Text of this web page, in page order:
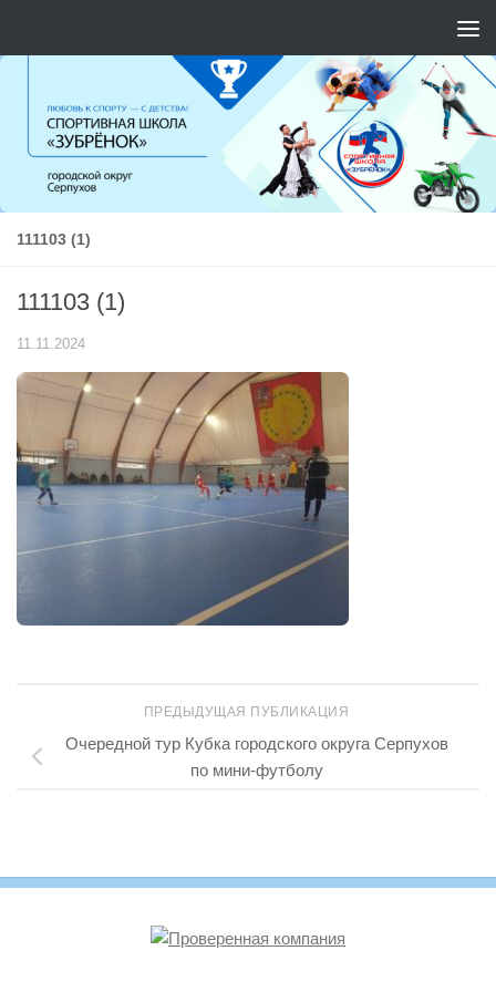
111103 (1)
111103 (1)
11.11.2024
ПРЕДЫДУЩАЯ ПУБЛИКАЦИЯ
Очередной тур Кубка городского округа Серпухов
по мини-футболу